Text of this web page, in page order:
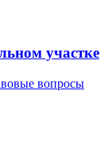
участке
вопросы